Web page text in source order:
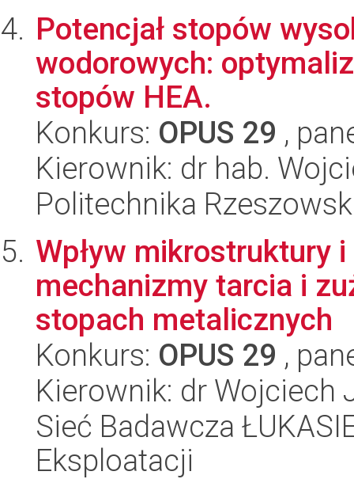
Potencjał stopów
wodorowych:
stopów HEA.
Konkurs: OPUS 29 ,
Kierownik: dr hab.
Politechnika
Wpływ mikrostruktury
mechanizmy tarcia i
stopach metalicznych
Konkurs: OPUS 29 ,
Kierownik: dr Wojciech
Sieć Badawcza
Eksploatacji